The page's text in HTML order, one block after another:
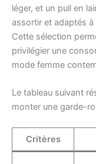
léger, et un pull en
assortir et adaptés
Cette sélection
privilégier une
mode femme
Le tableau suivant
monter une garde-
Critères